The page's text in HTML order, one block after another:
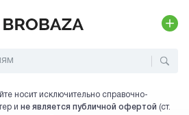
носит исключительно справочно-
и не является публичной офертой (ст.